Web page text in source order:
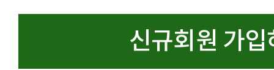
신규회원 가